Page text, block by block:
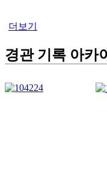
더보기
경관 기록 아카